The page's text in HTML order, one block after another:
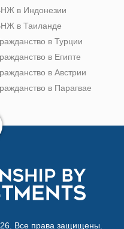
в Индонезии
в Таиланде
в Турции
в Египте
в Австрии
в Парагвае
Все права защищены.